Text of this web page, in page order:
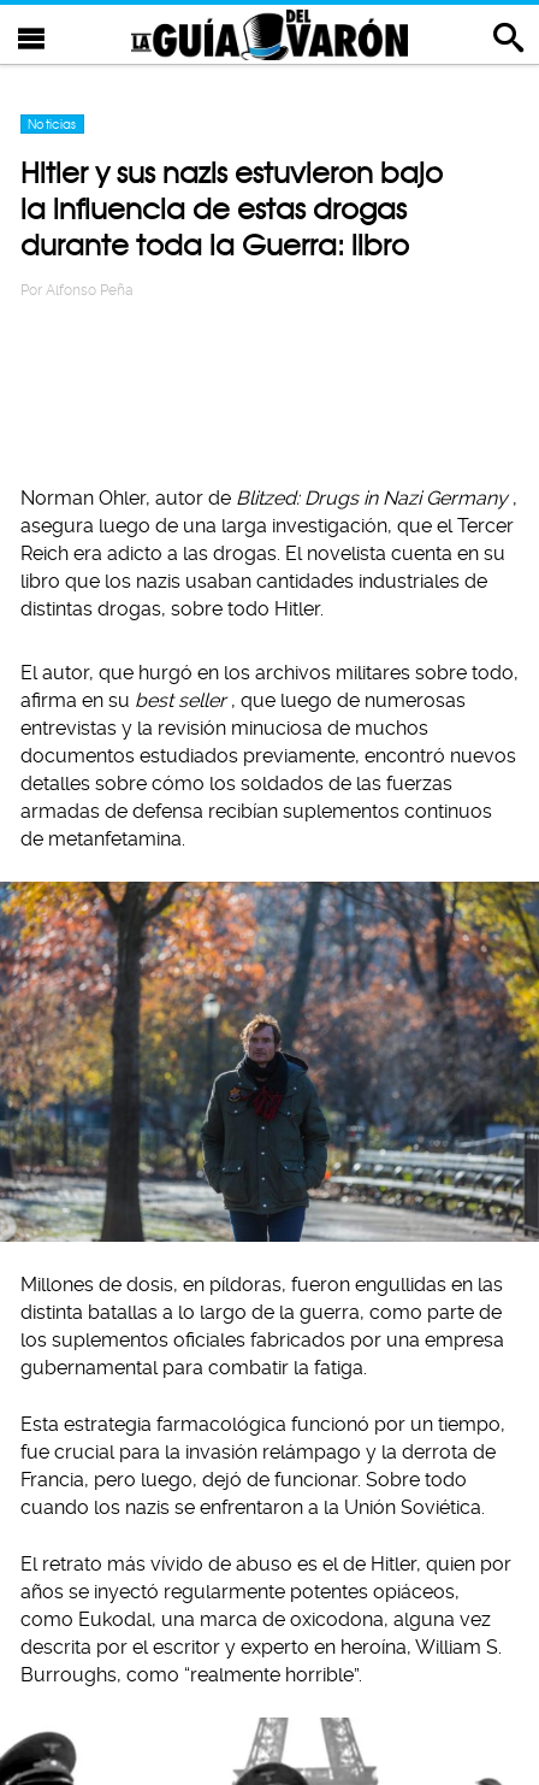
Noticias
Hitler y sus nazis estuvieron bajo
la influencia de estas drogas
durante toda la Guerra: libro
Por Alfonso Peña
Norman Ohler, autor de Blitzed: Drugs in Nazi Germany ,
asegura luego de una larga investigación, que el Tercer
Reich era adicto a las drogas. El novelista cuenta en su
libro que los nazis usaban cantidades industriales de
distintas drogas, sobre todo Hitler.
El autor, que hurgó en los archivos militares sobre todo,
afirma en su best seller , que luego de numerosas
entrevistas y la revisión minuciosa de muchos
documentos estudiados previamente, encontró nuevos
detalles sobre cómo los soldados de las fuerzas
armadas de defensa recibían suplementos continuos
de metanfetamina.
Millones de dosis, en píldoras, fueron engullidas en las
distinta batallas a lo largo de la guerra, como parte de
los suplementos oficiales fabricados por una empresa
gubernamental para combatir la fatiga.
Esta estrategia farmacológica funcionó por un tiempo,
fue crucial para la invasión relámpago y la derrota de
Francia, pero luego, dejó de funcionar. Sobre todo
cuando los nazis se enfrentaron a la Unión Soviética.
El retrato más vívido de abuso es el de Hitler, quien por
años se inyectó regularmente potentes opiáceos,
como Eukodal, una marca de oxicodona, alguna vez
descrita por el escritor y experto en heroína, William S.
Burroughs, como “realmente horrible”.